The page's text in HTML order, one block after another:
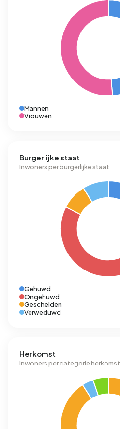
Mannen
Vrouwen
Burgerlijke staat
Inwoners per burgerlijke staat
Gehuwd
Ongehuwd
Gescheiden
Verweduwd
Herkomst
Inwoners per categorie herkomst